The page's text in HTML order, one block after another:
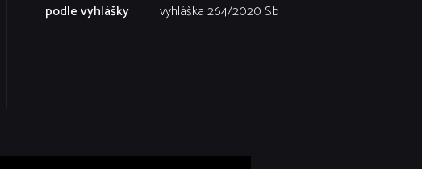
podle vyhlášky
vyhláška 264/2020 Sb